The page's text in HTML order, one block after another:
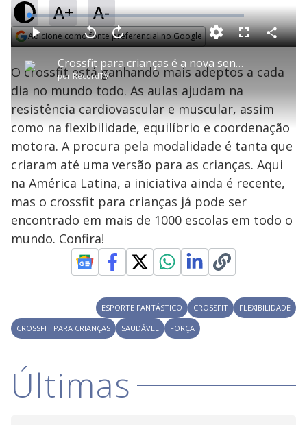
A+ A-
Adicione como fonte preferencial no Google
Opens in new window P
l
a
y
V
i
d
e
o
Crossfit para crianças é a nova sensação das academias
por RecordTV
P V
l
t
a
r
0
e
g
n
d
s
A
n
ç
a
r
1
s
e
u
n
o
s
M
u
d
o
L
o
a
d
e
3
.
7
%
F
n
C
o
a
r
a
O crossfit está ganhando mais adeptos a cada
dia no mundo todo. As aulas ajudam na
resistência cardiovascular e muscular, assim
como na flexibilidade, equilíbrio e coordenação
motora. A procura pela modalidade é tanta que
criaram até uma versão para as crianças. Aqui
na América Latina, a iniciativa ainda é recente,
mas o crossfit para crianças já pode ser
encontrado em mais de 1000 escolas em todo o
mundo. Confira!
ESPORTE FANTÁSTICO CROSSFIT
FLEXIBILIDADE
CROSSFIT PARA CRIANÇAS
SAUDÁVEL FORÇA
Últimas